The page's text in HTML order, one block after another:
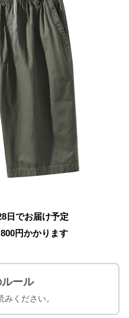
日でお届け予定
800円かかります
ール
ください。